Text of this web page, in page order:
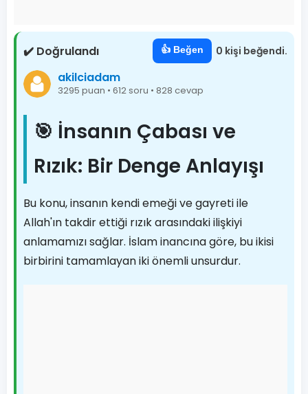
✔️ Doğrulandı 👍 Beğen 0 kişi beğendi.
akilciadam
3295 puan • 612 soru • 828 cevap
🎯 İnsanın Çabası ve
Rızık: Bir Denge Anlayışı
Bu konu, insanın kendi emeği ve gayreti ile
Allah'ın takdir ettiği rızık arasındaki ilişkiyi
anlamamızı sağlar. İslam inancına göre, bu ikisi
birbirini tamamlayan iki önemli unsurdur.